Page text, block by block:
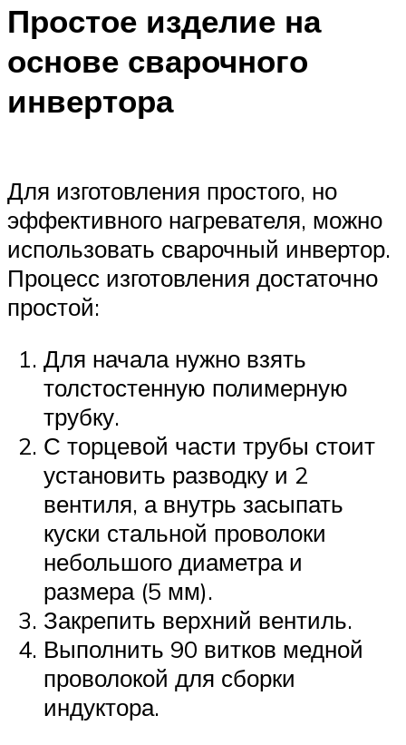
Простое изделие на
основе сварочного
инвертора
Для изготовления простого, но
эффективного нагревателя, можно
использовать сварочный инвертор.
Процесс изготовления достаточно
простой:
Для начала нужно взять
толстостенную полимерную
трубку.
С торцевой части трубы стоит
установить разводку и 2
вентиля, а внутрь засыпать
куски стальной проволоки
небольшого диаметра и
размера (5 мм).
Закрепить верхний вентиль.
Выполнить 90 витков медной
проволокой для сборки
индуктора.